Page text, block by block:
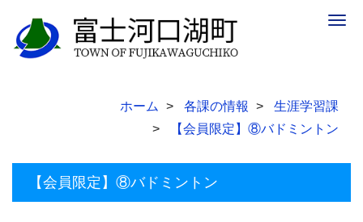
ホーム 各課の情報
生涯学習課
【会員限定】⑧バドミントン
【会員限定】⑧バドミントン